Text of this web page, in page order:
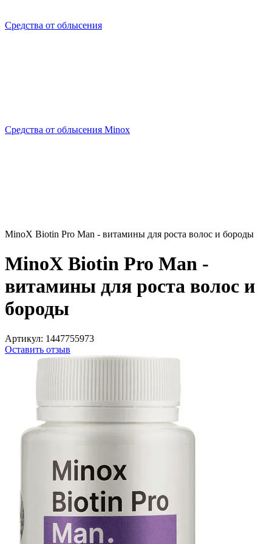
Средства от облысения
Средства от облысения Minox
MinoX Biotin Pro Man - витамины для роста волос и бороды
MinoX Biotin Pro Man -
витамины для роста волос и
бороды
Артикул: 1447755973
Оставить отзыв